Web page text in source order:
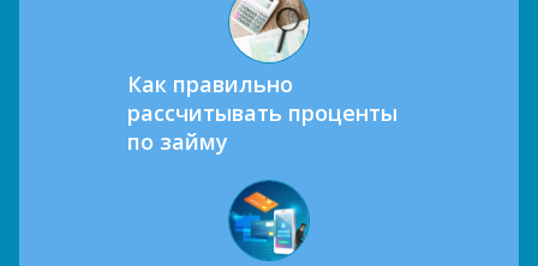
Как правильно
рассчитывать проценты
по займу